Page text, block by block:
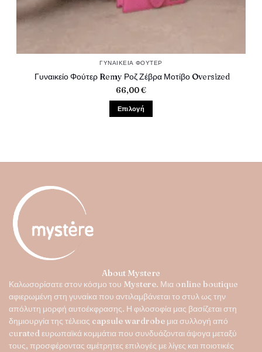
ΓΥΝΑΙΚΕΊΑ ΦΟΎΤΕΡ
Γυναικείο Φούτερ Remy Ροζ Ζέβρα Μοτίβο Oversized
66,00€
Επιλογή
του
προϊόντος
About Mystere
Καλωσορίσατε στον κόσμο του Mystere. Μια online boutique
αφιερωμένη στη γυναίκα που αντιλαμβάνεται το στυλ ως την
απόλυτη μορφή αυτοέκφρασης. Η φιλοσοφία μας βασίζεται στη
δημιουργία της τέλειας capsule wardrobe μια συλλογή από
curated ευρωπαϊκά κομμάτια που συνδυάζονται άψογα μεταξύ
τους, προσφέροντας αμέτρητες επιλογές με λίγες και ποιοτικές